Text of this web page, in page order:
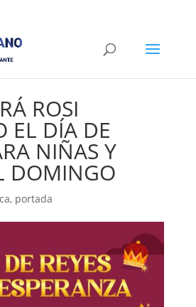
ROSI
EL DÍA DE
NIÑAS Y
DOMINGO
, portada